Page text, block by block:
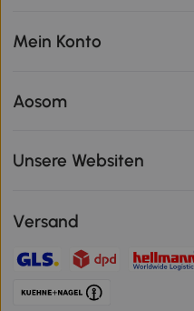
Mein Konto
Aosom
Unsere Websiten
Versand